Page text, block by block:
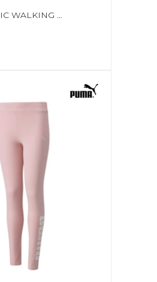
KIJKI NORDIC WALKING VIKING PRO TRAINER 120 CM CZARNO-NIEBIESKIE 650-20-7879-15-120